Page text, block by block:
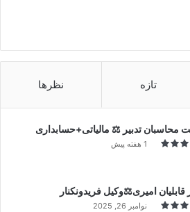
تازه نظرها
محاسبان تدبیر ⚖️ مالیاتی+حسابداری
1 هفته پیش
قابلیان امیری⚖️وکیل فریدونکنار
نوامبر 26, 2025